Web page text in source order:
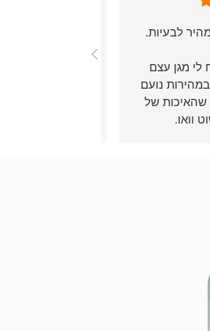
לבעיות.
מגן עצם
נועם
שהאיכות של
וואו.
מהיר.